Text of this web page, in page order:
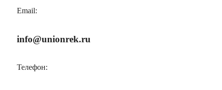
Email:
info@unionrek.ru
Телефон: